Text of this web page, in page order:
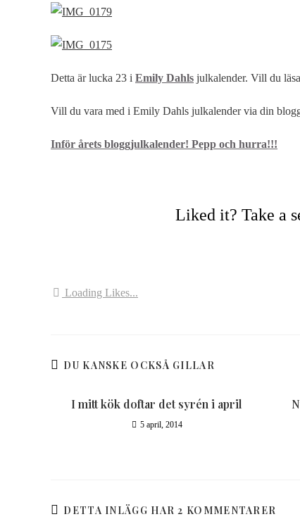
Detta är lucka 23 i Emily Dahls julkalender. Vill du
Vill du vara med i Emily Dahls julkalender via din
Inför årets bloggjulkalender! Pepp och hurra!!!
Liked it? Take a
Loading Likes...
DU KANSKE OCKSÅ GILLAR
I mitt kök doftar det syrén i april
5 april, 2014
DETTA INLÄGG HAR 2 KOMMENTARER